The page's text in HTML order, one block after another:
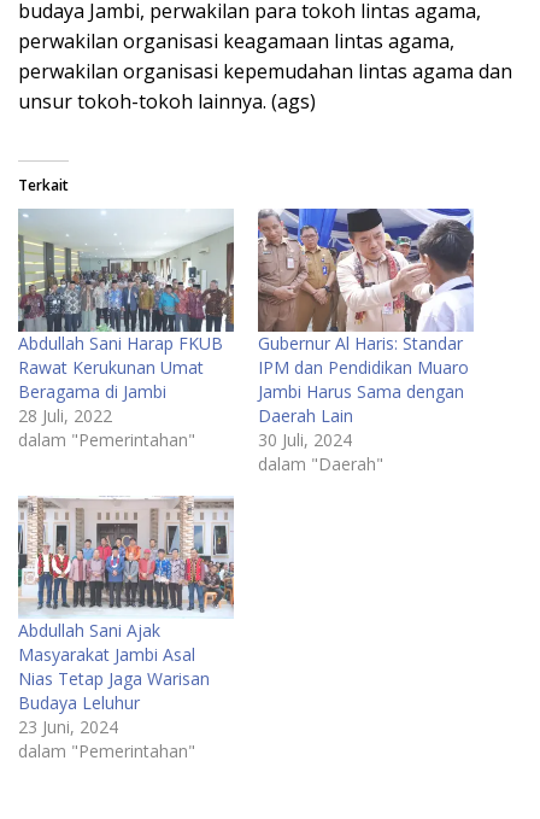
budaya Jambi, perwakilan para tokoh lintas agama,
perwakilan organisasi keagamaan lintas agama,
perwakilan organisasi kepemudahan lintas agama dan
unsur tokoh-tokoh lainnya. (ags)
Terkait
Abdullah Sani Harap FKUB
Rawat Kerukunan Umat
Beragama di Jambi
28 Juli, 2022
dalam "Pemerintahan"
Gubernur Al Haris: Standar
IPM dan Pendidikan Muaro
Jambi Harus Sama dengan
Daerah Lain
30 Juli, 2024
dalam "Daerah"
Abdullah Sani Ajak
Masyarakat Jambi Asal
Nias Tetap Jaga Warisan
Budaya Leluhur
23 Juni, 2024
dalam "Pemerintahan"